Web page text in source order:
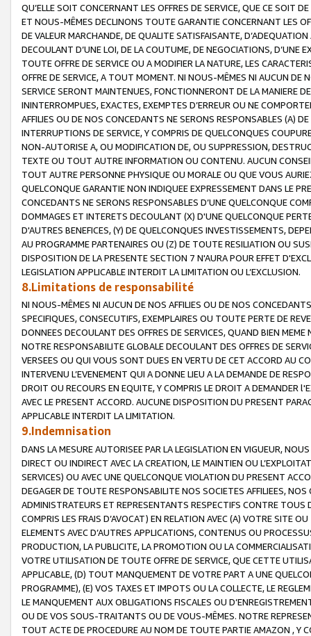
QU’ELLE SOIT CONCERNANT LES OFFRES DE SERVICE, QUE CE SOIT
ET NOUS-MÊMES DECLINONS TOUTE GARANTIE CONCERNANT LES
DE VALEUR MARCHANDE, DE QUALITE SATISFAISANTE,
DECOULANT D’UNE LOI, DE LA COUTUME, DE NEGOCIATIONS, D’UNE
TOUTE OFFRE DE SERVICE OU A MODIFIER LA NATURE, LES
OFFRE DE SERVICE, A TOUT MOMENT. NI NOUS-MÊMES NI AUCUN DE
SERVICE SERONT MAINTENUES, FONCTIONNERONT DE LA MANIERE
ININTERROMPUES, EXACTES, EXEMPTES D’ERREUR OU NE
AFFILIES OU DE NOS CONCEDANTS NE SERONS RESPONSABLES (A)
INTERRUPTIONS DE SERVICE, Y COMPRIS DE QUELCONQUES
NON-AUTORISE A, OU MODIFICATION DE, OU SUPPRESSION,
TEXTE OU TOUT AUTRE INFORMATION OU CONTENU. AUCUN
TOUT AUTRE PERSONNE PHYSIQUE OU MORALE OU QUE VOUS
QUELCONQUE GARANTIE NON INDIQUEE EXPRESSEMENT DANS LE
CONCEDANTS NE SERONS RESPONSABLES D’UNE QUELCONQUE
DOMMAGES ET INTERETS DECOULANT (X) D'UNE QUELCONQUE
D'AUTRES BENEFICES, (Y) DE QUELCONQUES INVESTISSEMENTS,
AU PROGRAMME PARTENAIRES OU (Z) DE TOUTE RESILIATION OU
DISPOSITION DE LA PRESENTE SECTION 7 N'AURA POUR EFFET
LEGISLATION APPLICABLE INTERDIT LA LIMITATION OU L’EXCLUSION.
8.Limitations de responsabilité
NI NOUS-MÊMES NI AUCUN DE NOS AFFILIES OU DE NOS
SPECIFIQUES, CONSECUTIFS, EXEMPLAIRES OU TOUTE PERTE DE
DONNEES DECOULANT DES OFFRES DE SERVICES, QUAND BIEN
NOTRE RESPONSABILITE GLOBALE DECOULANT DES OFFRES DE
VERSEES OU QUI VOUS SONT DUES EN VERTU DE CET ACCORD AU
INTERVENU L’EVENEMENT QUI A DONNE LIEU A LA DEMANDE DE
DROIT OU RECOURS EN EQUITE, Y COMPRIS LE DROIT A DEMANDER
AVEC LE PRESENT ACCORD. AUCUNE DISPOSITION DU PRESENT
APPLICABLE INTERDIT LA LIMITATION.
9.Indemnisation
DANS LA MESURE AUTORISEE PAR LA LEGISLATION EN VIGUEUR,
DIRECT OU INDIRECT AVEC LA CREATION, LE MAINTIEN OU
SERVICES) OU AVEC UNE QUELCONQUE VIOLATION DU PRESENT
DEGAGER DE TOUTE RESPONSABILITE NOS SOCIETES AFFILIEES,
ADMINISTRATEURS ET REPRESENTANTS RESPECTIFS CONTRE
COMPRIS LES FRAIS D’AVOCAT) EN RELATION AVEC (A) VOTRE SITE
ELEMENTS AVEC D’AUTRES APPLICATIONS, CONTENUS OU
PRODUCTION, LA PUBLICITE, LA PROMOTION OU LA
VOTRE UTILISATION DE TOUTE OFFRE DE SERVICE, QUE CETTE
APPLICABLE, (D) TOUT MANQUEMENT DE VOTRE PART A UNE
PROGRAMME), (E) VOS TAXES ET IMPOTS OU LA COLLECTE, LE
LE MANQUEMENT AUX OBLIGATIONS FISCALES OU
OU DE VOS SOUS-TRAITANTS OU DE VOUS-MÊMES. NOTRE
TOUT ACTE DE PROCEDURE AU NOM DE TOUTE PARTIE AMAZON , Y